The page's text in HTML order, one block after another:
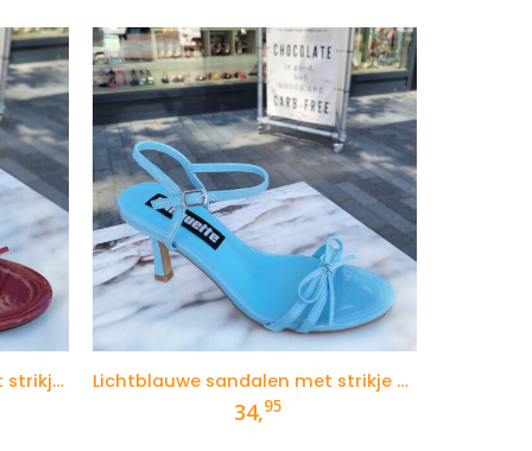
Bordeauxrode sandalen met strikje voor Lichtblauwe sandalen met strikje voor
34,95